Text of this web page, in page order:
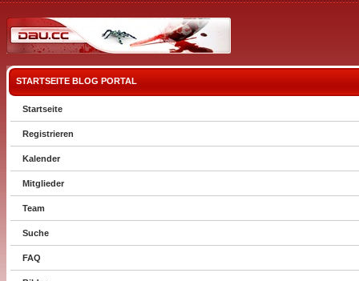
STARTSEITE BLOG PORTAL
Startseite
Registrieren
Kalender
Mitglieder
Team
Suche
FAQ